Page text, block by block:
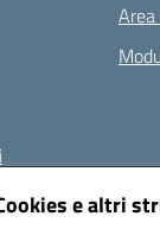
e altri